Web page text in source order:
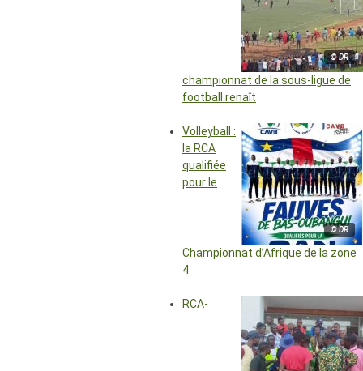
© DR
championnat de la sous-ligue de
football renaît
© DR
Volleyball :
la RCA
qualifiée
pour le
Championnat d’Afrique de la zone
4
RCA-